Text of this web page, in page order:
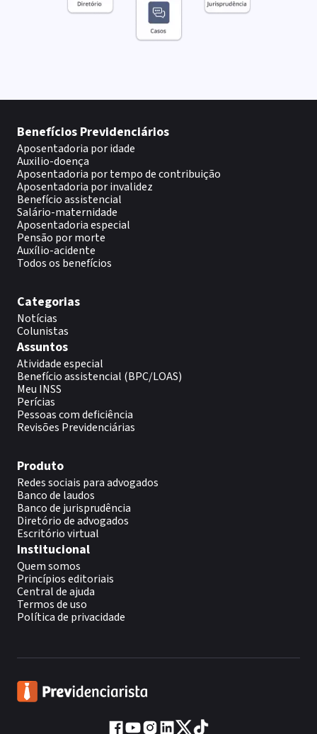
Benefícios Previdenciários
Aposentadoria por idade
Auxilio-doença
Aposentadoria por tempo de contribuição
Aposentadoria por invalidez
Benefício assistencial
Salário-maternidade
Aposentadoria especial
Pensão por morte
Auxílio-acidente
Todos os benefícios
Categorias
Notícias
Colunistas
Assuntos
Atividade especial
Benefício assistencial (BPC/LOAS)
Meu INSS
Perícias
Pessoas com deficiência
Revisões Previdenciárias
Produto
Redes sociais para advogados
Banco de laudos
Banco de jurisprudência
Diretório de advogados
Escritório virtual
Institucional
Quem somos
Princípios editoriais
Central de ajuda
Termos de uso
Política de privacidade